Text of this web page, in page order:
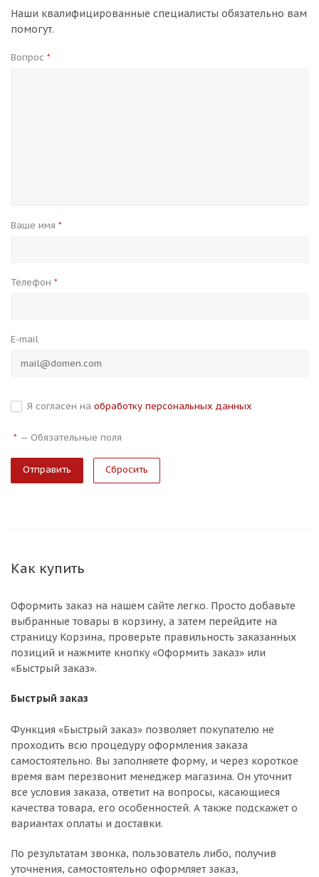
Наши квалифицированные специалисты обязательно вам
помогут.
Вопрос *
Ваше имя *
Телефон *
E-mail
Я согласен на обработку персональных данных
* — Обязательные поля
Сбросить
Как купить
Оформить заказ на нашем сайте легко. Просто добавьте
выбранные товары в корзину, а затем перейдите на
страницу Корзина, проверьте правильность заказанных
позиций и нажмите кнопку «Оформить заказ» или
«Быстрый заказ».
Быстрый заказ
Функция «Быстрый заказ» позволяет покупателю не
проходить всю процедуру оформления заказа
самостоятельно. Вы заполняете форму, и через короткое
время вам перезвонит менеджер магазина. Он уточнит
все условия заказа, ответит на вопросы, касающиеся
качества товара, его особенностей. А также подскажет о
вариантах оплаты и доставки.
По результатам звонка, пользователь либо, получив
уточнения, самостоятельно оформляет заказ,